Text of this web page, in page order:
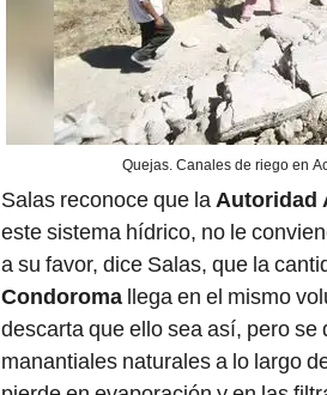
Quejas. Canales de riego en
Salas reconoce que laAutoridad
este sistema hídrico, no le
a su favor, dice Salas, que la
Condoroma llega en el mismo
descarta que ello sea así, pero
manantiales naturales a lo largo